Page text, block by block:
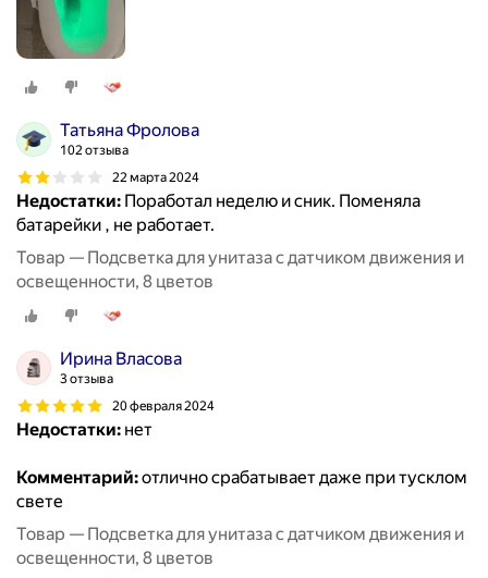
Татьяна Фролова
102 отзыва
22 марта 2024
Недостатки: Поработал неделю и сник. Поменяла
батарейки , не работает.
Товар — Подсветка для унитаза с датчиком движения и
освещенности, 8 цветов
Ирина Власова
3 отзыва
20 февраля 2024
Недостатки: нет
Комментарий:отлично срабатывает даже при тусклом
свете
Товар — Подсветка для унитаза с датчиком движения и
освещенности, 8 цветов